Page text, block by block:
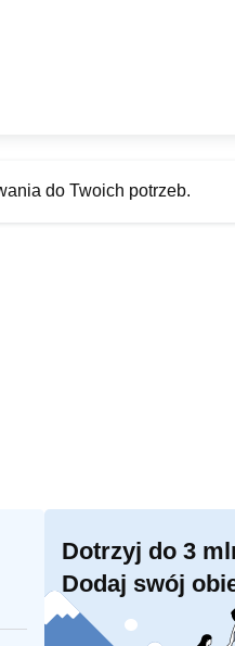
do Twoich potrzeb.
Dotrzyj do 3
Dodaj swój